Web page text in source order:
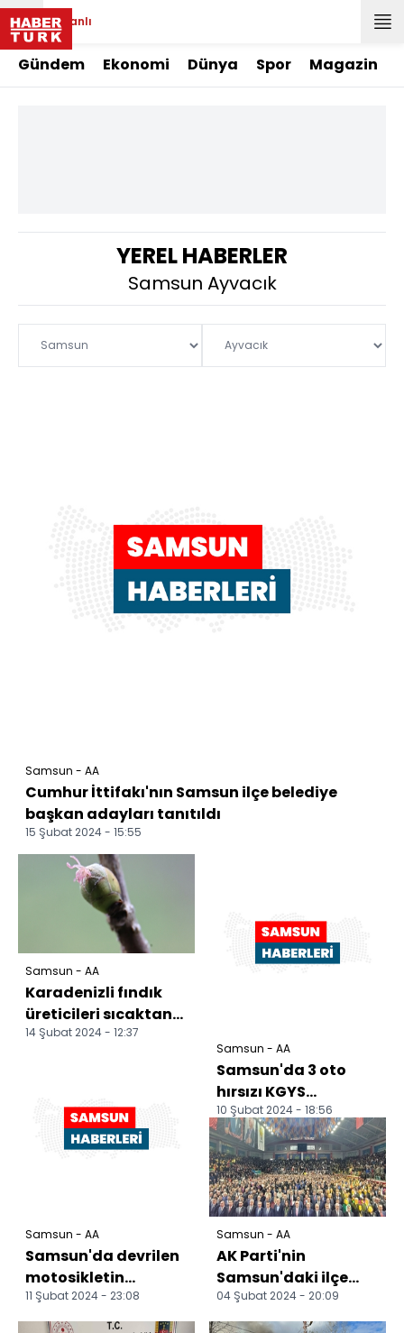
Canlı
Gündem Ekonomi Dünya Spor Magazin
YEREL HABERLER
Samsun Ayvacık
Samsun - AA
Cumhur İttifakı'nın Samsun ilçe belediye
başkan adayları tanıtıldı
15 Şubat 2024 - 15:55
Samsun - AA
Karadenizli fındık
üreticileri sıcaktan
değil zirai dondan
14 Şubat 2024 - 12:37
Samsun - AA
Samsun'da devrilen
motosikletin
sürücüsü ağır
yaralandı
11 Şubat 2024 - 23:08
Samsun - AA
Samsun'da 3 oto
hırsızı KGYS
görüntüleriyle
yakalandı
10 Şubat 2024 - 18:56
Samsun - AA
AK Parti'nin
Samsun'daki ilçe
belediye başkan
adayları açıklandı
04 Şubat 2024 - 20:09